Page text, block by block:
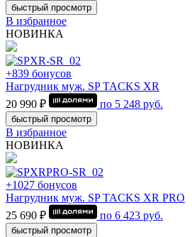
быстрый просмотр
В избранное
НОВИНКА
+839 бонусов
Нагрудник муж. SP TACKS XR
20 990 ₽
по 5 248 руб.
быстрый просмотр
В избранное
НОВИНКА
+1027 бонусов
Нагрудник муж. SP TACKS XR PRO
25 690 ₽
по 6 423 руб.
быстрый просмотр